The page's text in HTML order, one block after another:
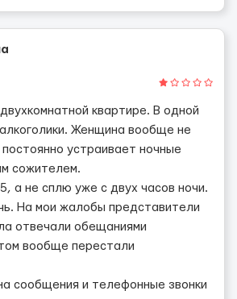
квартире. В одной
Женщина вообще не
устраивает ночные
сожителем.
а не сплю уже с двух часов ночи.
На мои жалобы представители
отвечали обещаниями
вообще перестали
сообщения и телефонные звонки